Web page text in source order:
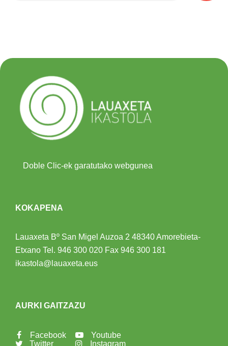
Doble Clic-ek garatutako webgunea
KOKAPENA
Lauaxeta Bº San Migel Auzoa 2 48340 Amorebieta-
Etxano Tel. 946 300 020 Fax 946 300 181
ikastola@lauaxeta.eus
AURKI GAITZAZU
Facebook
Twitter
Youtube
Instagram